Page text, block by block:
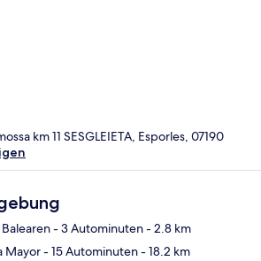
km 11 SESGLEIETA, Esporles, 07190
- 3 Autominuten- 2.8 km
Mayor- 15 Autominuten- 18.2 km